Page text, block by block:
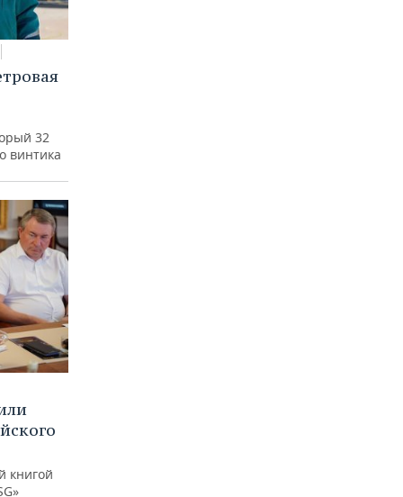
32
винтика
книгой